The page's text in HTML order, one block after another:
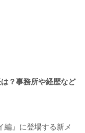
？事務所や経歴など
編』に登場する新メ